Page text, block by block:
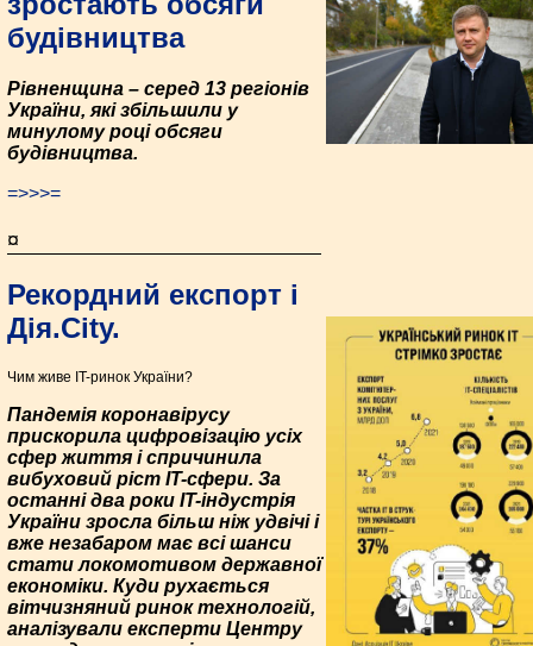
будівництва
Рівненщина – серед 13 регіонів
України, які збільшили у
минулому році обсяги
будівництва.
=>>>=
¤
Рекордний експорт і
Дія.City.
Чим живе IT-ринок України?
Пандемія коронавірусу
прискорила цифровізацію усіх
сфер життя і спричинила
вибуховий ріст IT-сфери. За
останні два роки IT-індустрія
України зросла більш ніж удвічі і
вже незабаром має всі шанси
стати локомотивом державної
економіки. Куди рухається
вітчизняний ринок технологій,
аналізували експерти Центру